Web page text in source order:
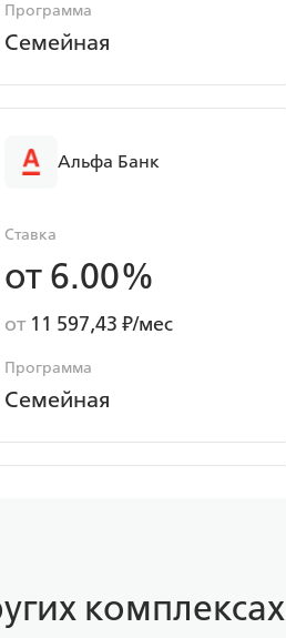
Программа
Семейная
Альфа Банк
Ставка
от 6.00%
от11 597,43 ₽/мес
Программа
Семейная
комплексах